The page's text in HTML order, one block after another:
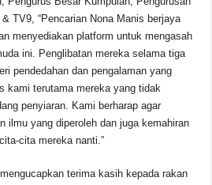
TV9, “Pencarian Nona Manis berjaya
menyediakan platform untuk mengasah
ini. Penglibatan mereka selama tiga
pendedahan dan pengalaman yang
kami terutama mereka yang tidak
penyiaran. Kami berharap agar
ilmu yang diperoleh dan juga kemahiran
cita mereka nanti.”
terima kasih kepada rakan